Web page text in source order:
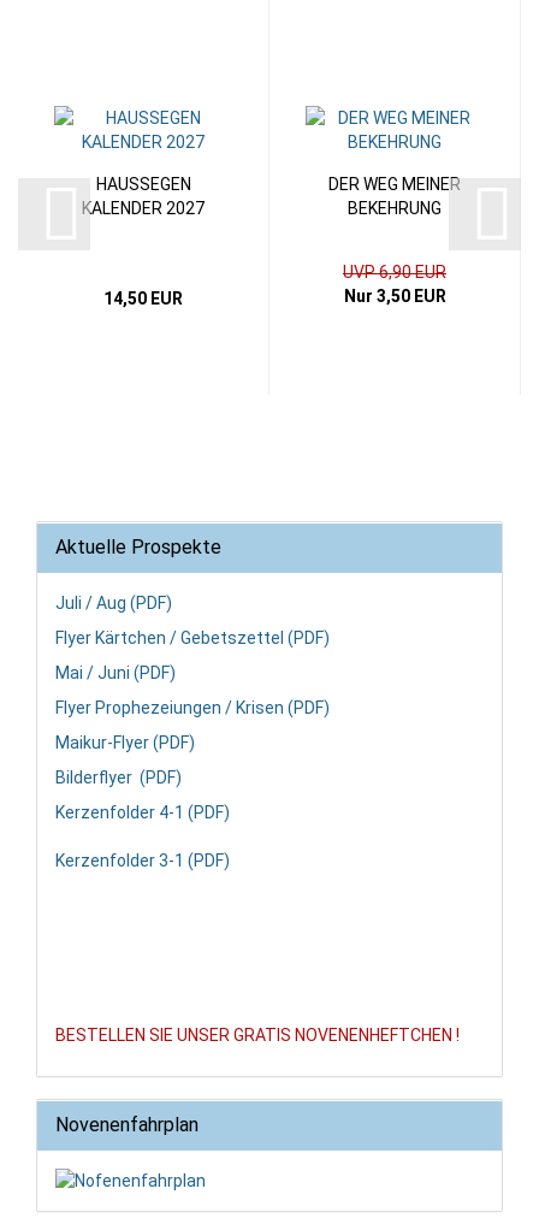
HAUSSEGEN
KALENDER 2027
14,50 EUR
DER WEG MEINER
BEKEHRUNG
UVP 6,90 EUR
Nur 3,50 EUR
Aktuelle Prospekte
Juli / Aug (PDF)
Flyer Kärtchen / Gebetszettel (PDF)
Mai / Juni (PDF)
Flyer Prophezeiungen / Krisen (PDF)
Maikur-Flyer (PDF)
Bilderflyer (PDF)
Kerzenfolder 4-1 (PDF)
Kerzenfolder 3-1 (PDF)
BESTELLEN SIE UNSER GRATIS NOVENENHEFTCHEN !
Novenenfahrplan